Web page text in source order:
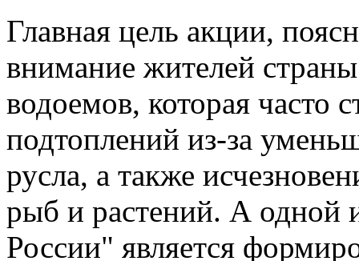
Главная цель акции,
внимание жителей
водоемов, которая часто
подтоплений из-за
русла, а также
рыб и растений. А одной
России" является